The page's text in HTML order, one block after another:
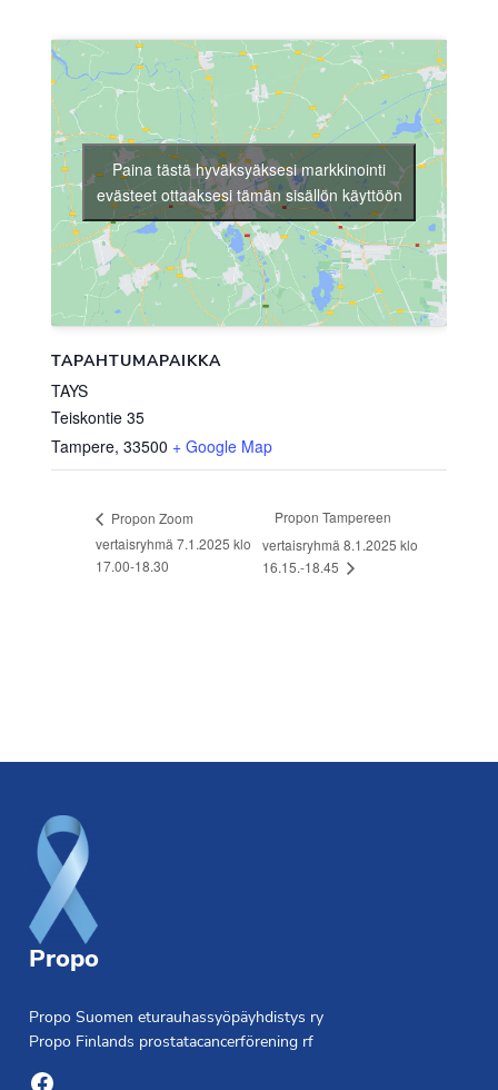
TAPAHTUMAPAIKKA
TAYS
Teiskontie 35
Tampere, 33500 + Google Map
Paina tästä hyväksyäksesi markkinointi
evästeet ottaaksesi tämän sisällön käyttöön
Propon Zoom
vertaisryhmä 7.1.2025 klo
17.00-18.30
Propon Tampereen
vertaisryhmä 8.1.2025 klo
16.15.-18.45
Propo
Propo Suomen eturauhassyöpäyhdistys ry
Propo Finlands prostatacancerförening rf
Facebook